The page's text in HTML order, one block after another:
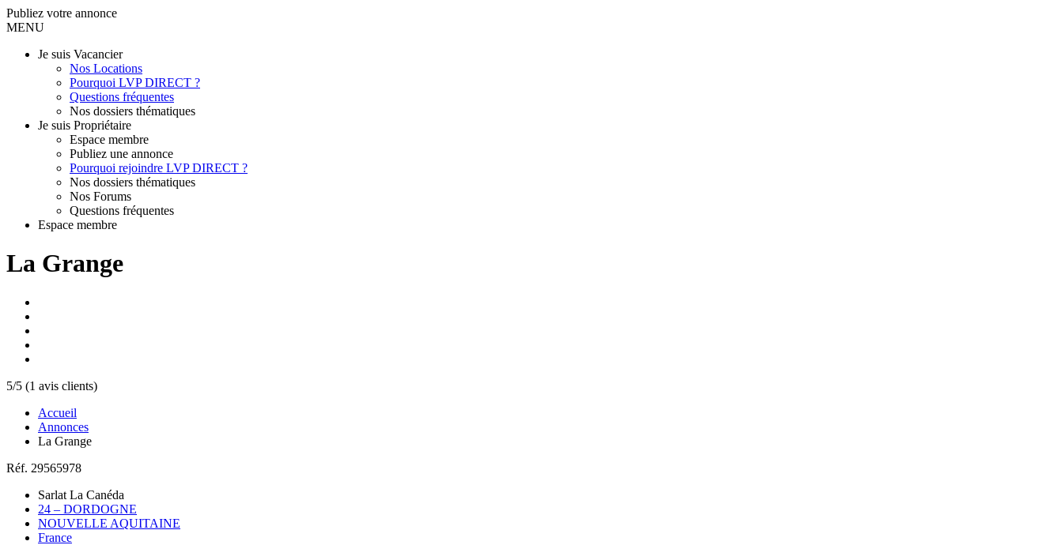
Publiez votre annonce
MENU
Je suis Vacancier
Nos Locations
Pourquoi LVP DIRECT ?
Questions fréquentes
Nos dossiers thématiques
Je suis Propriétaire
Espace membre
Publiez une annonce
Pourquoi rejoindre LVP DIRECT ?
Nos dossiers thématiques
Nos Forums
Questions fréquentes
Espace membre
La Grange
5/5 (1 avis clients)
Accueil
Annonces
La Grange
Réf. 29565978
Sarlat La Canéda
24 – DORDOGNE
NOUVELLE AQUITAINE
France